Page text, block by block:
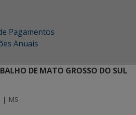
Pagamentos
Anuais
DE MATO GROSSO DO SUL
| MS